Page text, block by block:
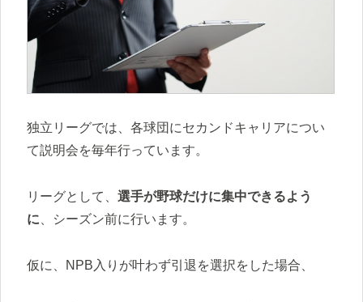
独立リーグでは、各球団にセカンドキャリアについ
て説明会を毎年行っています。
リーグとして、 選手が野球だけに集中できるよう
に 、シーズン前に行います。
仮に、NPB入りが叶わず引退を選択をした場合、